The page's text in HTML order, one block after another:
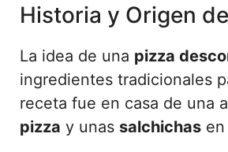
Historia y Origen
La idea de una pizza
ingredientes tradicionales
receta fue en casa de una
pizza y unas salchichas